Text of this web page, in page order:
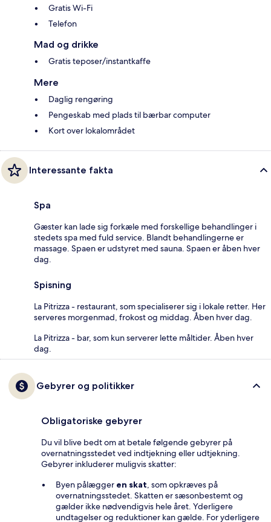
Gratis Wi-Fi
Telefon
Mad og drikke
Gratis teposer/instantkaffe
Mere
Daglig rengøring
Pengeskab med plads til bærbar computer
Kort over lokalområdet
Interessante fakta
Spa
Gæster kan lade sig forkæle med forskellige behandlinger i
stedets spa med fuld service. Blandt behandlingerne er
massage. Spaen er udstyret med sauna. Spaen er åben hver
dag.
Spisning
La Pitrizza - restaurant, som specialiserer sig i lokale retter. Her
serveres morgenmad, frokost og middag. Åben hver dag.
La Pitrizza - bar, som kun serverer lette måltider. Åben hver
dag.
Gebyrer og politikker
Obligatoriske gebyrer
Du vil blive bedt om at betale følgende gebyrer på
overnatningsstedet ved indtjekning eller udtjekning.
Gebyrer inkluderer muligvis skatter:
Byen pålægger en skat, som opkræves på
overnatningsstedet. Skatten er sæsonbestemt og
gælder ikke nødvendigvis hele året. Yderligere
undtagelser og reduktioner kan gælde. For yderligere